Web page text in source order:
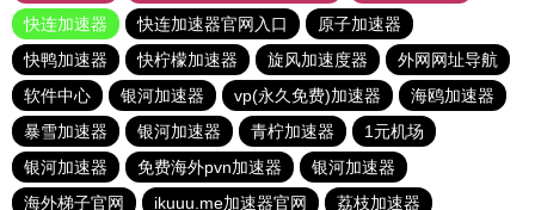
快连加速器
快连加速器官网入口
原子加速器
快鸭加速器
快柠檬加速器 旋风加速度器
外网网址导航
软件中心
银河加速器 vp(永久免费)加速器
海鸥加速器
暴雪加速器
银河加速器 青柠加速器
1元机场
银河加速器
免费海外pvn加速器
银河加速器
海外梯子官网
ikuuu.me加速器官网
荔枝加速器